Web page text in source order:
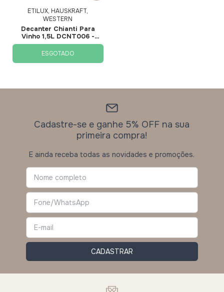
ETILUX, HAUSKRAFT,
WESTERN
Decanter Chianti Para
Vinho 1,5L DCNT006 -
Hauskraft
ESGOTADO
Cadastre-se e ganhe 5% OFF na sua
primeira compra!
E ainda receba todas as novidades e promoções.